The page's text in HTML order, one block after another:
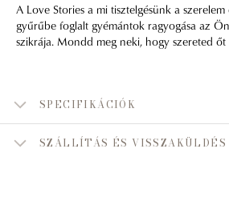
A Love Stories a mi tisztelgésünk a
gyűrűbe foglalt gyémántok ragyogása az
szikrája. Mondd meg neki, hogy szereted őt
SPECIFIKÁCIÓK
SZÁLLÍTÁS ÉS VISSZAKÜLDÉS